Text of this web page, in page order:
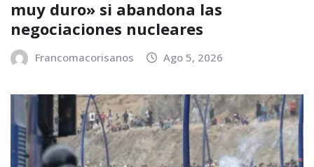
muy duro» si abandona las
negociaciones nucleares
Francomacorisanos Ago 5, 2026